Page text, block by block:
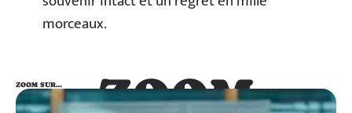
morceaux.
ZOOM
ZOOM SUR…